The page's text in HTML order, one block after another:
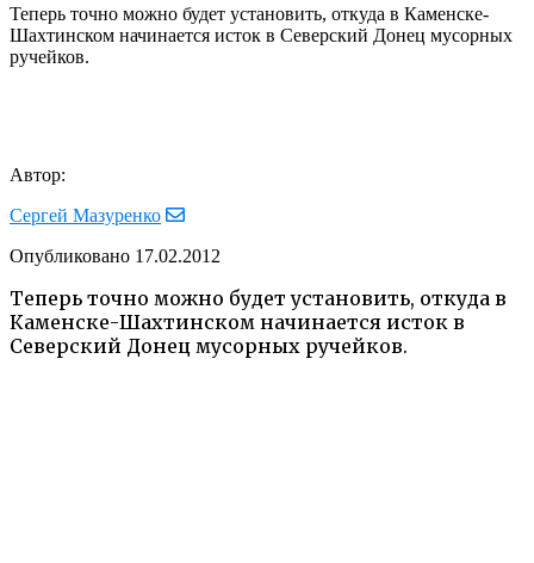
Теперь точно можно будет установить, откуда в Каменске-
Шахтинском начинается исток в Северский Донец мусорных
ручейков.
Автор:
Сергей Мазуренко
Опубликовано 17.02.2012
Теперь точно можно будет установить, откуда в
Каменске-Шахтинском начинается исток в
Северский Донец мусорных ручейков.